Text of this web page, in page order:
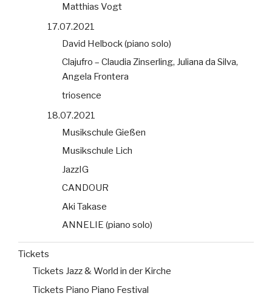
Matthias Vogt
17.07.2021
David Helbock (piano solo)
Clajufro – Claudia Zinserling, Juliana da Silva,
Angela Frontera
triosence
18.07.2021
Musikschule Gießen
Musikschule Lich
JazzIG
CANDOUR
Aki Takase
ANNELIE (piano solo)
Tickets
Tickets Jazz & World in der Kirche
Tickets Piano Piano Festival